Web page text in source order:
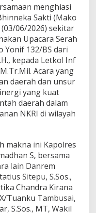
menghiasi
Sakti (Mako
06/2026) sekitar
Upacara Serah
Yonif 132/BS dari
kepada Letkol Inf
Acara yang
daerah dan unsur
yang kuat
daerah dalam
NKRI di wilayah
makna ini Kapolres
S, bersama
lain Danrem
Sitepu, S.Sos.,
Chandra Kirana
Tuanku Tambusai,
S.Sos., MT, Wakil